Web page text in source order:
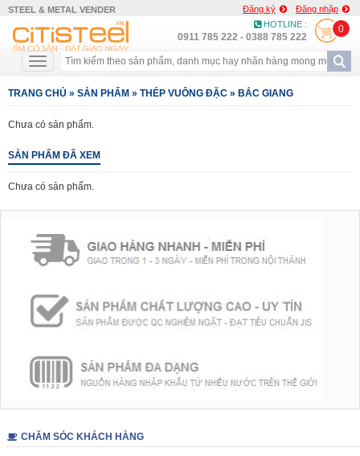
STEEL & METAL VENDER Đăng ký
Đăng nhập
HOTLINE :
0911 785 222 - 0388 785 222
0
TRANG CHỦ » SẢN PHẨM » THÉP VUÔNG ĐẶC » BẮC GIANG
Chưa có sản phẩm.
SẢN PHẨM ĐÃ XEM
Chưa có sản phẩm.
CHĂM SÓC KHÁCH HÀNG